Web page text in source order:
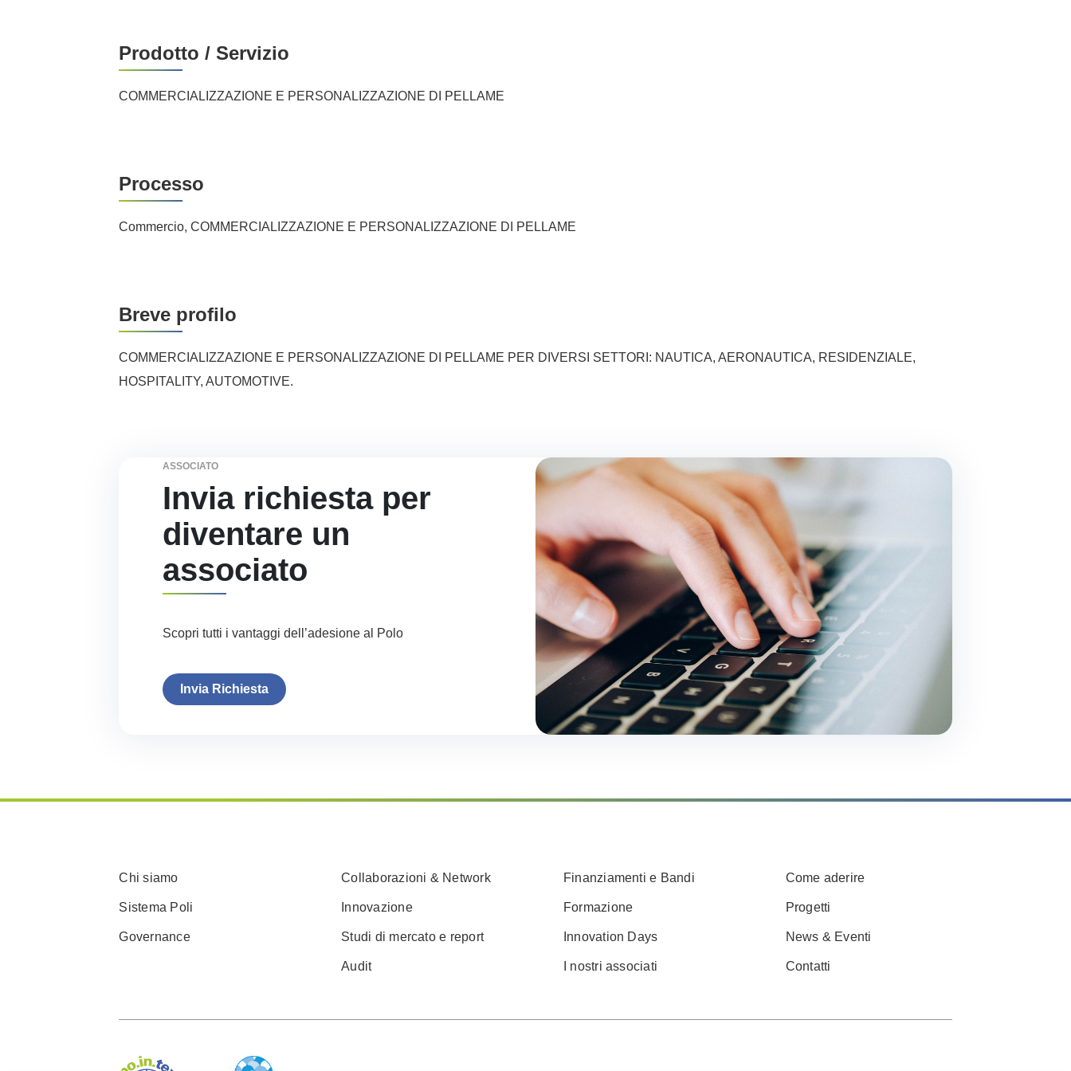
Prodotto / Servizio
COMMERCIALIZZAZIONE E PERSONALIZZAZIONE DI PELLAME
Processo
Commercio, COMMERCIALIZZAZIONE E PERSONALIZZAZIONE DI PELLAME
Breve profilo
COMMERCIALIZZAZIONE E PERSONALIZZAZIONE DI PELLAME PER DIVERSI SETTORI: NAUTICA, AERONAUTICA, RESIDENZIALE,
HOSPITALITY, AUTOMOTIVE.
ASSOCIATO
Invia richiesta per
diventare un
associato
Scopri tutti i vantaggi dell’adesione al Polo
Invia Richiesta
Chi siamo
Sistema Poli
Governance
Collaborazioni & Network
Innovazione
Studi di mercato e report
Audit
Finanziamenti e Bandi
Formazione
Innovation Days
I nostri associati
Come aderire
Progetti
News & Eventi
Contatti